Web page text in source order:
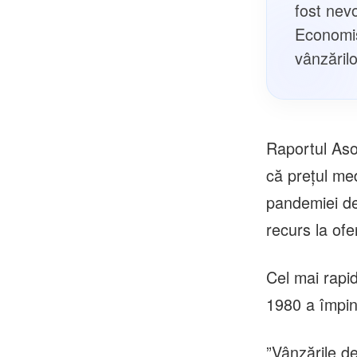
fost
Raportul
că preţul
pandemiei
recurs la
Cel mai
1980 a
”Vânzările